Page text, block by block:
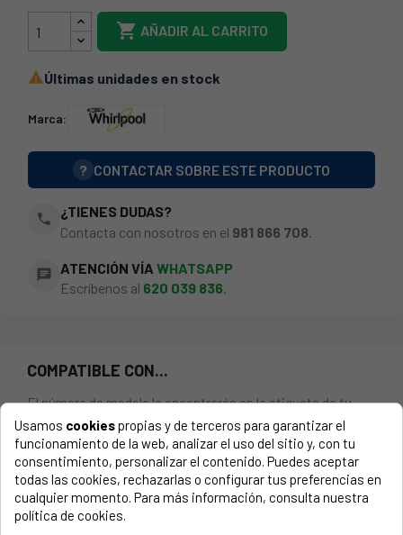
 AÑADIR AL CARRITO
Últimas unidades en stock
Marca:
? CONTACTAR SOBRE ESTE PRODUCTO
phone
¿TIENES DUDAS?
Contacta con nosotros en el 981 866 708
chat ATENCIÓN VÍA WHATSAPP
Escríbenos al 620 039 836.
COMPATIBLE CON...
El número de modelo lo encontrarás en la etiqueta de tu
electrodoméstico. Suele estar formado por números y
letras.
Termostato Whirlpool
Usamos cookiespropias y de terceros para garantizar el
funcionamiento de la web, analizar el uso del sitio y, con tu
consentimiento, personalizar el contenido. Puedes aceptar
todas las cookies, rechazarlas o configurar tus preferencias en
cualquier momento. Para más información, consulta nuestra
política de cookies.